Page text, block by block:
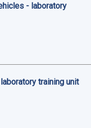
- laboratory
training unit